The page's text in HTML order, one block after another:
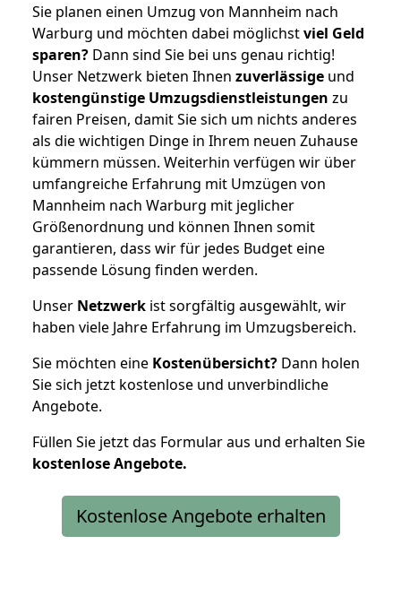
Sie planen einen Umzug von Mannheim nach
Warburg und möchten dabei möglichstviel Geld
sparen? Dann sind Sie bei uns genau richtig!
Unser Netzwerk bieten Ihnen zuverlässige und
kostengünstige Umzugsdienstleistungen zu
fairen Preisen, damit Sie sich um nichts anderes
als die wichtigen Dinge in Ihrem neuen Zuhause
kümmern müssen. Weiterhin verfügen wir über
umfangreiche Erfahrung mit Umzügen von
Mannheim nach Warburg mit jeglicher
Größenordnung und können Ihnen somit
garantieren, dass wir für jedes Budget eine
passende Lösung finden werden.
Unser Netzwerk ist sorgfältig ausgewählt, wir
haben viele Jahre Erfahrung im Umzugsbereich.
Sie möchten eine Kostenübersicht? Dann holen
Sie sich jetzt kostenlose und unverbindliche
Angebote.
Füllen Sie jetzt das Formular aus und erhalten Sie
kostenloseAngebote.
Kostenlose Angebote erhalten